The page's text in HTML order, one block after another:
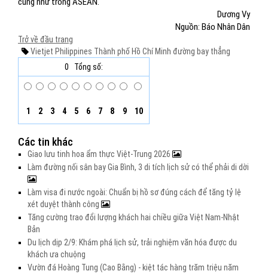
Dương Vy
Nguồn: Báo Nhân Dân
Trở về đầu trang
Vietjet Philippines Thành phố Hồ Chí Minh đường bay thẳng
0
Tổng số:
1 2 3 4 5 6 7 8 9 10
Các tin khác
Giao lưu tinh hoa ẩm thực Việt-Trung 2026
Làm đường nối sân bay Gia Bình, 3 di tích lịch sử có thể phải di dời
Làm visa đi nước ngoài: Chuẩn bị hồ sơ đúng cách để tăng tỷ lệ
xét duyệt thành công
Tăng cường trao đổi lượng khách hai chiều giữa Việt Nam-Nhật
Bản
Du lịch dịp 2/9: Khám phá lịch sử, trải nghiệm văn hóa được du
khách ưa chuộng
Vườn đá Hoàng Tung (Cao Bằng) - kiệt tác hàng trăm triệu năm